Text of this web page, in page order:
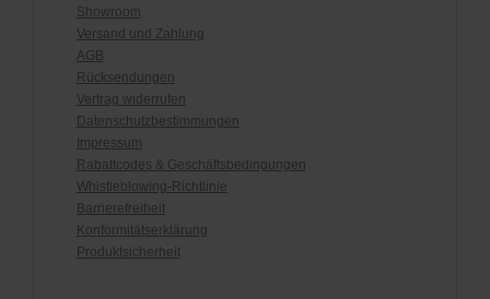
Showroom
Versand und Zahlung
AGB
Rücksendungen
Vertrag widerrufen
Datenschutzbestimmungen
Impressum
Rabattcodes & Geschäftsbedingungen
Whistleblowing-Richtlinie
Barrierefreiheit
Konformitätserklärung
Produktsicherheit